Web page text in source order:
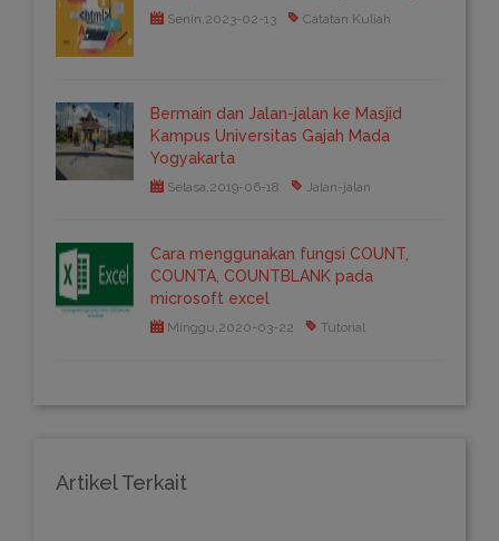
Senin,2023-02-13 Catatan Kuliah
Bermain dan Jalan-jalan ke Masjid
Kampus Universitas Gajah Mada
Yogyakarta
Selasa,2019-06-18 Jalan-jalan
Cara menggunakan fungsi COUNT,
COUNTA, COUNTBLANK pada
microsoft excel
Minggu,2020-03-22 Tutorial
Artikel Terkait